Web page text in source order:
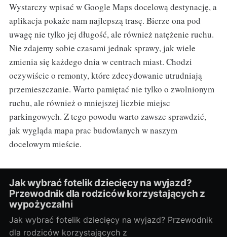
Wystarczy wpisać w Google Maps docelową destynację, a
aplikacja pokaże nam najlepszą trasę. Bierze ona pod
uwagę nie tylko jej długość, ale również natężenie ruchu.
Nie zdajemy sobie czasami jednak sprawy, jak wiele
zmienia się każdego dnia w centrach miast. Chodzi
oczywiście o remonty, które zdecydowanie utrudniają
przemieszczanie. Warto pamiętać nie tylko o zwolnionym
ruchu, ale również o mniejszej liczbie miejsc
parkingowych. Z tego powodu warto zawsze sprawdzić,
jak wygląda mapa prac budowlanych w naszym
docelowym mieście.
Jak wybrać fotelik dziecięcy na wyjazd?
Przewodnik dla rodziców korzystających z
wypożyczalni
Jak wybrać fotelik dziecięcy na wyjazd? Przewodnik
dla rodziców korzystających z